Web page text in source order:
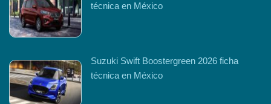
técnica en México
Suzuki Swift Boostergreen 2026 ficha
técnica en México